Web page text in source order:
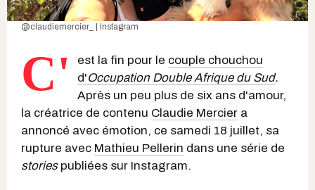
@claudiemercier_ | Instagram
C' est la fin pour le couple chouchou
d'Occupation Double Afrique du Sud.
Après un peu plus de six ans d'amour,
la créatrice de contenu Claudie Mercier a
annoncé avec émotion, ce samedi 18 juillet, sa
rupture avec Mathieu Pellerin dans une série de
storiespubliées sur Instagram.